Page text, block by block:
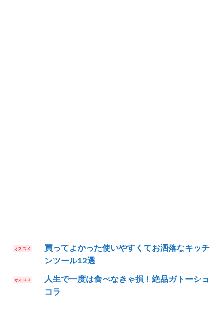
買ってよかった使いやすくてお洒落なキッチ
ンツール12選
人生で一度は食べなきゃ損！絶品ガトーショ
コラ